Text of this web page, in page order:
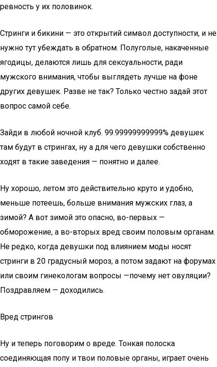
ревность у их половинок.
Стринги и бикини — это открытий символ доступности, и не
нужно тут убеждать в обратном. Полуголые, накаченные
ягодицы, делаются лишь для сексуальности, ради
мужского внимания, чтобы выглядеть лучше на фоне
других девушек. Разве не так? Только честно задай этот
вопрос самой себе.
Зайди в любой ночной клуб. 99.99999999999% девушек
там будут в стрингах, ну а для чего девушки собственно
ходят в такие заведения — понятно и далее.
Ну хорошо, летом это действительно круто и удобно,
меньше потеешь, больше внимания мужских глаз, а
зимой? А вот зимой это опасно, во-первых —
обморожение, а во-вторых вред своим половым органам.
Не редко, когда девушки под влиянием моды носят
стринги в 20 градусный мороз, а потом задают на форумах
или своим гинекологам вопросы —почему нет овуляции?
Поздравляем — доходились.
Вред стрингов
Ну и теперь поговорим о вреде. Тонкая полоска
соединяющая попу и твои половые органы, играет очень